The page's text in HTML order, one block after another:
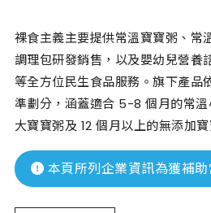
裸食主義主要提供常溫寶寶粥、常
調理包研發銷售，以及嬰幼兒營養
等全方位民生食品服務。旗下產品
準劃分，涵蓋適合 5-8 個月的常
大寶寶粥及 12 個月以上的無添加
本頁所列企業資訊為獲補